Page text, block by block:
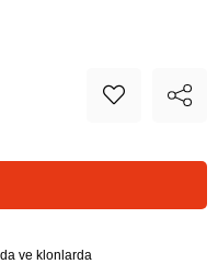
ve klonlarda